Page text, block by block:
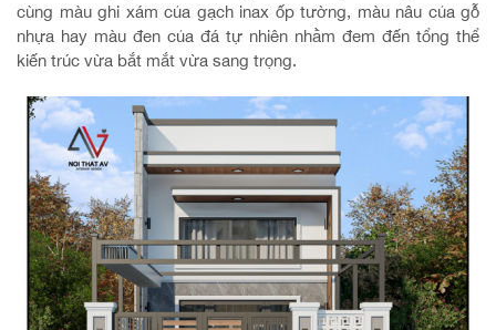
cùng màu ghi xám của gạch inax ốp tường, màu nâu của gỗ
nhựa hay màu đen của đá tự nhiên nhằm đem đến tổng thể
kiến trúc vừa bắt mắt vừa sang trọng.